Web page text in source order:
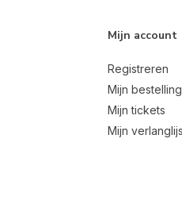
Mijn account
Registreren
Mijn
Mijn tickets
Mijn